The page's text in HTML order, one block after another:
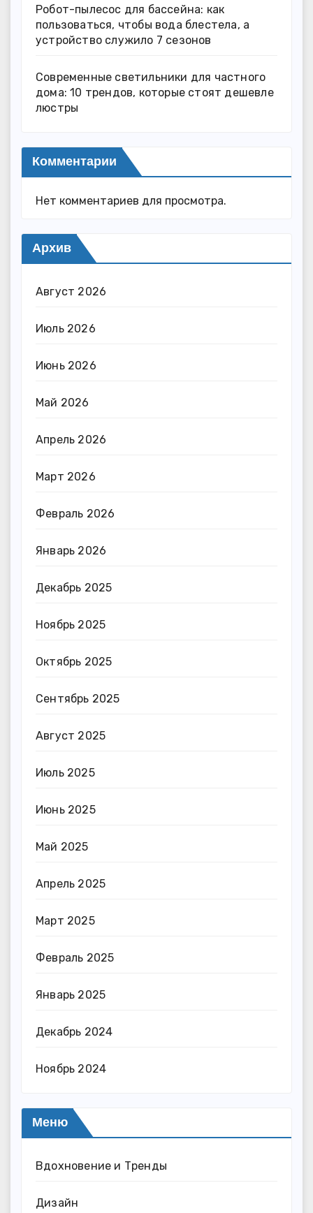
Робот-пылесос для бассейна: как
пользоваться, чтобы вода блестела, а
устройство служило 7 сезонов
Современные светильники для частного
дома: 10 трендов, которые стоят дешевле
люстры
Комментарии
Нет комментариев для просмотра.
Архив
Август 2026
Июль 2026
Июнь 2026
Май 2026
Апрель 2026
Март 2026
Февраль 2026
Январь 2026
Декабрь 2025
Ноябрь 2025
Октябрь 2025
Сентябрь 2025
Август 2025
Июль 2025
Июнь 2025
Май 2025
Апрель 2025
Март 2025
Февраль 2025
Январь 2025
Декабрь 2024
Ноябрь 2024
Меню
Вдохновение и Тренды
Дизайн